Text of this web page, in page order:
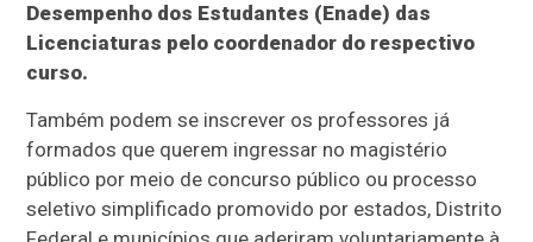
Desempenho dos Estudantes (Enade) das
Licenciaturas pelo coordenador do respectivo
curso.
Também podem se inscrever os professores já
formados que querem ingressar no magistério
público por meio de concurso público ou processo
seletivo simplificado promovido por estados, Distrito